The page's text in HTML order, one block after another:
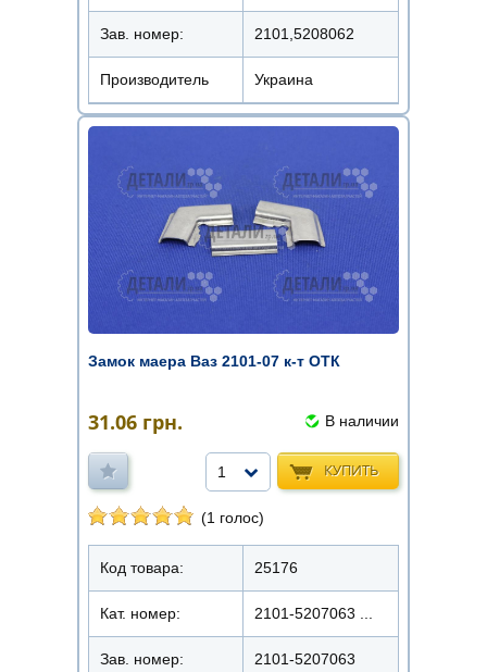
Зав. номер: 2101,5208062
Производитель Украина
Замок маера Ваз 2101-07 к-т ОТК
31.06 грн. В наличии
КУПИТЬ
1
(1 голос)
Код товара: 25176
Кат. номер: 2101-5207063 ...
Зав. номер: 2101-5207063